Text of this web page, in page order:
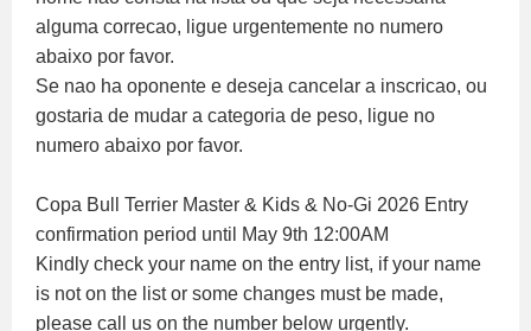
alguma correcao, ligue urgentemente no numero
abaixo por favor.
Se nao ha oponente e deseja cancelar a inscricao, ou
gostaria de mudar a categoria de peso, ligue no
numero abaixo por favor.
Copa Bull Terrier Master & Kids & No-Gi 2026 Entry
confirmation period until May 9th 12:00AM
Kindly check your name on the entry list, if your name
is not on the list or some changes must be made,
please call us on the number below urgently.